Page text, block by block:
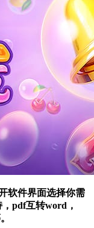
软件界面选择你需
pdf互转word，